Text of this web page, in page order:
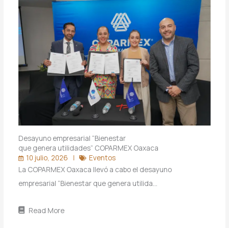
Desayuno empresarial “Bienestar
que genera utilidades” COPARMEX Oaxaca
10 julio, 2026
Eventos
La COPARMEX Oaxaca llevó a cabo el desayuno
empresarial “Bienestar que genera utilida…
Read More